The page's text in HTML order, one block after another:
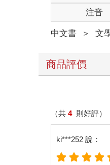
月的天氣從門的
──這麼無聊的情
我趁伸懶腰的時
坐在我的左手邊
因為那張圓滾滾
與他隔著桌子面
淡妝，黑色的
自卑來形容更貼
注音
中文書 ＞ 文
商品評價
（共 4 則好評）
ki***252 說：